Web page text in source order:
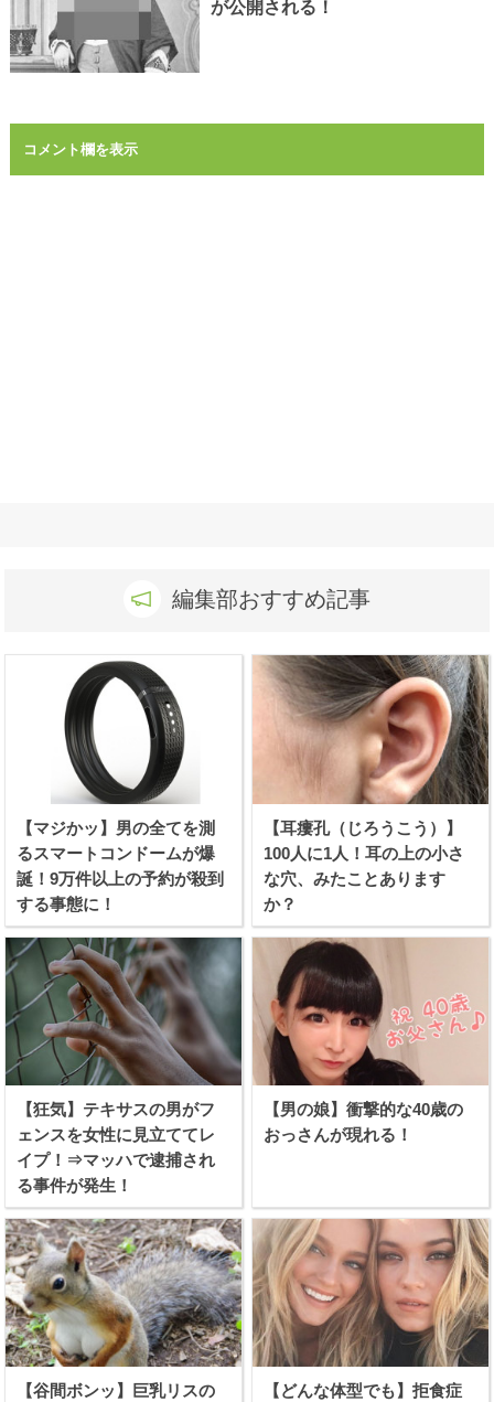
が公開される！
コメント欄を表示
編集部おすすめ記事
【マジかッ】男の全てを測
るスマートコンドームが爆
誕！9万件以上の予約が殺到
する事態に！
【耳瘻孔（じろうこう）】
100人に1人！耳の上の小さ
な穴、みたことあります
か？
【狂気】テキサスの男がフ
ェンスを女性に見立ててレ
イプ！⇒マッハで逮捕され
る事件が発生！
【男の娘】衝撃的な40歳の
おっさんが現れる！
【谷間ボンッ】巨乳リスの
【どんな体型でも】拒食症